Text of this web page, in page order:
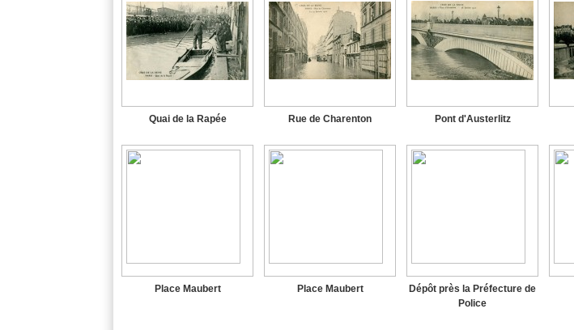
Quai de la Rapée Rue de Charenton Pont d'Austerlitz
Place Maubert Place Maubert
Dépôt près la Préfecture de
Police